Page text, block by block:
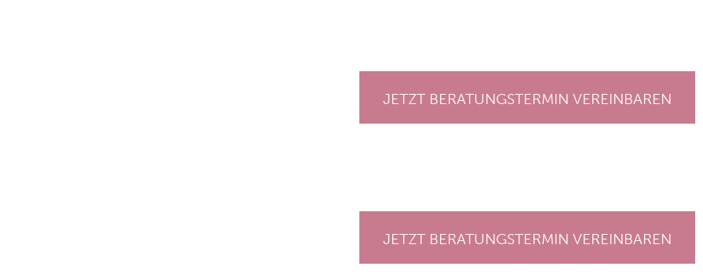
JETZT BERATUNGSTERMIN VEREINBAREN
JETZT BERATUNGSTERMIN VEREINBAREN